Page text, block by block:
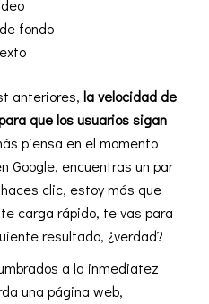
fondo
anteriores,la velocidad de
que los usuarios sigan
piensa en el momento
Google, encuentras un par
clic, estoy más que
carga rápido, te vas para
resultado, ¿verdad?
a la inmediatez
una página web,